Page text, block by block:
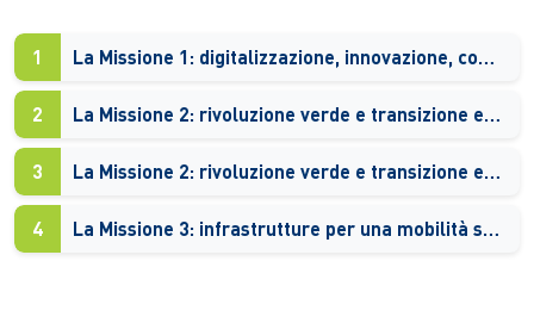
1 La Missione 1: digitalizzazione, innovazione, competitività, cultura e turismo
2 La Missione 2: rivoluzione verde e transizione ecologica
3 La Missione 2: rivoluzione verde e transizione ecologica nel trasporto di massa
4 La Missione 3: infrastrutture per una mobilità sostenibile